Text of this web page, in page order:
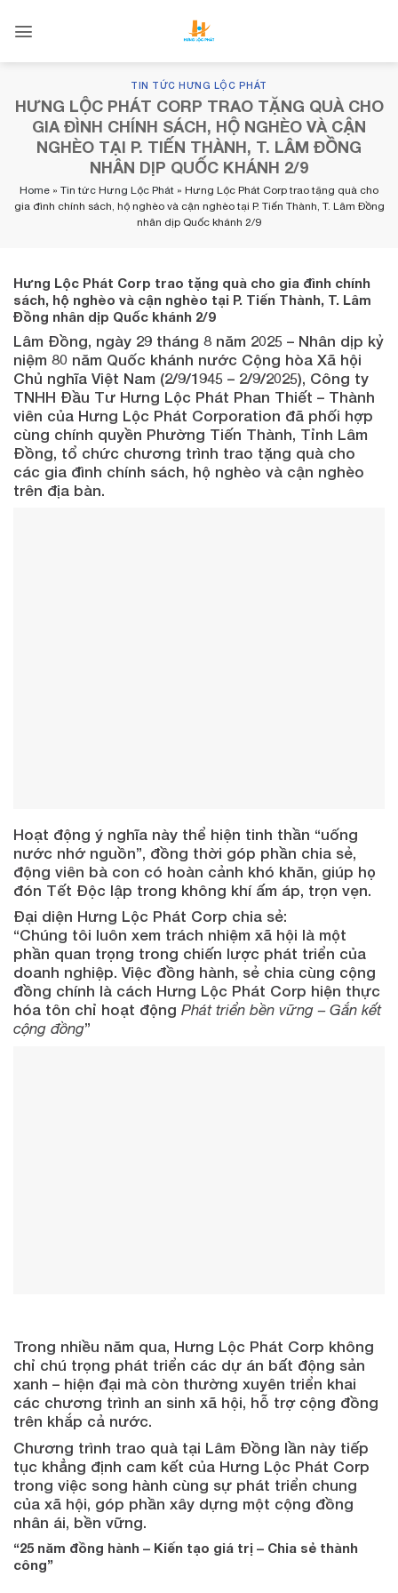
TIN TỨC HƯNG LỘC PHÁT
HƯNG LỘC PHÁT CORP TRAO TẶNG QUÀ CHO
GIA ĐÌNH CHÍNH SÁCH, HỘ NGHÈO VÀ CẬN
NGHÈO TẠI P. TIẾN THÀNH, T. LÂM ĐỒNG
NHÂN DỊP QUỐC KHÁNH 2/9
Home » Tin tức Hưng Lộc Phát » Hưng Lộc Phát Corp trao tặng quà cho
gia đình chính sách, hộ nghèo và cận nghèo tại P. Tiến Thành, T. Lâm Đồng
nhân dịp Quốc khánh 2/9
Hưng Lộc Phát Corp trao tặng quà cho gia đình chính
sách, hộ nghèo và cận nghèo tại P. Tiến Thành, T. Lâm
Đồng nhân dịp Quốc khánh 2/9
Lâm Đồng, ngày 29 tháng 8 năm 2025 – Nhân dịp kỷ
niệm 80 năm Quốc khánh nước Cộng hòa Xã hội
Chủ nghĩa Việt Nam (2/9/1945 – 2/9/2025), Công ty
TNHH Đầu Tư Hưng Lộc Phát Phan Thiết – Thành
viên của Hưng Lộc Phát Corporation đã phối hợp
cùng chính quyền Phường Tiến Thành, Tỉnh Lâm
Đồng, tổ chức chương trình trao tặng quà cho
các gia đình chính sách, hộ nghèo và cận nghèo
trên địa bàn.
Hoạt động ý nghĩa này thể hiện tinh thần “uống
nước nhớ nguồn”, đồng thời góp phần chia sẻ,
động viên bà con có hoàn cảnh khó khăn, giúp họ
đón Tết Độc lập trong không khí ấm áp, trọn vẹn.
Đại diện Hưng Lộc Phát Corp chia sẻ:
“Chúng tôi luôn xem trách nhiệm xã hội là một
phần quan trọng trong chiến lược phát triển của
doanh nghiệp. Việc đồng hành, sẻ chia cùng cộng
đồng chính là cách Hưng Lộc Phát Corp hiện thực
hóa tôn chỉ hoạt động Phát triển bền vững – Gắn kết
cộng đồng”
Trong nhiều năm qua, Hưng Lộc Phát Corp không
chỉ chú trọng phát triển các dự án bất động sản
xanh – hiện đại mà còn thường xuyên triển khai
các chương trình an sinh xã hội, hỗ trợ cộng đồng
trên khắp cả nước.
Chương trình trao quà tại Lâm Đồng lần này tiếp
tục khẳng định cam kết của Hưng Lộc Phát Corp
trong việc song hành cùng sự phát triển chung
của xã hội, góp phần xây dựng một cộng đồng
nhân ái, bền vững.
“25 năm đồng hành – Kiến tạo giá trị – Chia sẻ thành
công”